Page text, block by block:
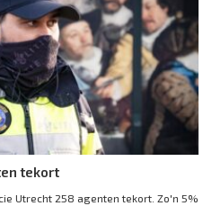
tekort
Utrecht 258 agenten tekort. Zo'n 5%